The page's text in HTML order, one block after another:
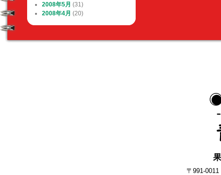
2008年5月 (31)
2008年4月 (20)
〒991-